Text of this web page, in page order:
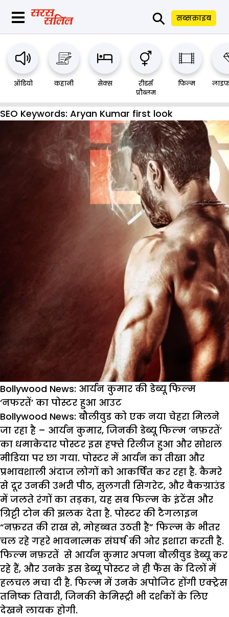
⚲ सब्सक्राइब
ऑडियो कहानी सेक्स
रीडर्स
प्रौब्लम
फिल्म
SEO Keywords: Aryan Kumar first look
Bollywood News: आर्यन कुमार की डेब्यू फिल्म
‘नफरतें’ का पोस्टर हुआ आउट
Bollywood News: बौलीवुड को एक नया चेहरा मिलने
जा रहा है – आर्यन कुमार, जिनकी डेब्यू फिल्म ‘नफ़रतें’
का धमाकेदार पोस्टर इस हफ्ते रिलीज हुआ और सोशल
मीडिया पर छा गया. पोस्टर में आर्यन का तीखा और
प्रभावशाली अंदाज लोगों को आकर्षित कर रहा है. कैमरे
से दूर उनकी उभरी पीठ, सुलगती सिगरेट, और बैकग्राउंड
में जलते रंगों का तड़का, यह सब फिल्म के इंटेंस और
ग्रिट्टी टोन की झलक देता है. पोस्टर की टैगलाइन
“नफ़रत की राख से, मोहब्बत उठती है” फिल्म के भीतर
चल रहे गहरे भावनात्मक संघर्ष की ओर इशारा करती है.
फिल्म नफ़रतें से आर्यन कुमार अपना बौलीवुड डेब्यू कर
रहे हैं, और उनके इस डेब्यू पोस्टर ने ही फैंस के दिलों में
हलचल मचा दी है. फिल्म में उनके अपोजिट होंगी एक्ट्रेस
तनिष्क तिवारी, जिनकी केमिस्ट्री भी दर्शकों के लिए
देखने लायक होगी.